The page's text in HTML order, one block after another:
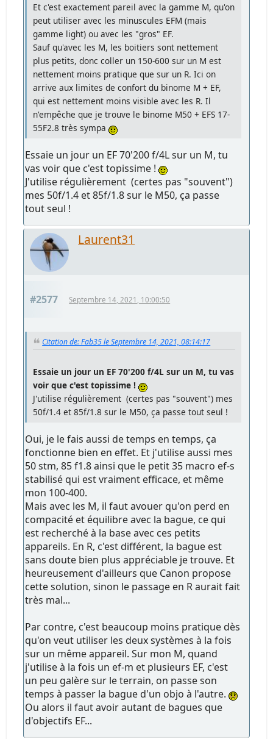
Et c'est exactement pareil avec la gamme M, qu'on
peut utiliser avec les minuscules EFM (mais
gamme light) ou avec les "gros" EF.
Sauf qu'avec les M, les boitiers sont nettement
plus petits, donc coller un 150-600 sur un M est
nettement moins pratique que sur un R. Ici on
arrive aux limites de confort du binome M + EF,
qui est nettement moins visible avec les R. Il
n'empêche que je trouve le binome M50 + EFS 17-
55F2.8 très sympa
Essaie un jour un EF 70'200 f/4L sur un M, tu
vas voir que c'est topissime !
J'utilise régulièrement (certes pas "souvent")
mes 50f/1.4 et 85f/1.8 sur le M50, ça passe
tout seul !
Laurent31
#2577 Septembre 14, 2021, 10:00:50
Citation de: Fab35 le Septembre 14, 2021, 08:14:17
Essaie un jour un EF 70'200 f/4L sur un M, tu vas
voir que c'est topissime !
J'utilise régulièrement (certes pas "souvent") mes
50f/1.4 et 85f/1.8 sur le M50, ça passe tout seul !
Oui, je le fais aussi de temps en temps, ça
fonctionne bien en effet. Et j'utilise aussi mes
50 stm, 85 f1.8 ainsi que le petit 35 macro ef-s
stabilisé qui est vraiment efficace, et même
mon 100-400.
Mais avec les M, il faut avouer qu'on perd en
compacité et équilibre avec la bague, ce qui
est recherché à la base avec ces petits
appareils. En R, c'est différent, la bague est
sans doute bien plus appréciable je trouve. Et
heureusement d'ailleurs que Canon propose
cette solution, sinon le passage en R aurait fait
très mal...
Par contre, c'est beaucoup moins pratique dès
qu'on veut utiliser les deux systèmes à la fois
sur un même appareil. Sur mon M, quand
j'utilise à la fois un ef-m et plusieurs EF, c'est
un peu galère sur le terrain, on passe son
temps à passer la bague d'un objo à l'autre.
Ou alors il faut avoir autant de bagues que
d'objectifs EF...